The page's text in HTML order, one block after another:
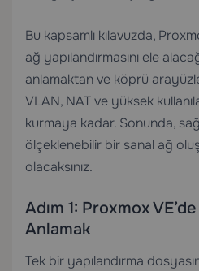
Bu kapsamlı kılavuzda,
ağ yapılandırmasını ele
anlamaktan ve köprü
VLAN, NAT ve yüksek
kurmaya kadar. Sonunda,
ölçeklenebilir bir sanal ağ
olacaksınız.
Adım 1: Proxmox
Anlamak
Tek bir yapılandırma